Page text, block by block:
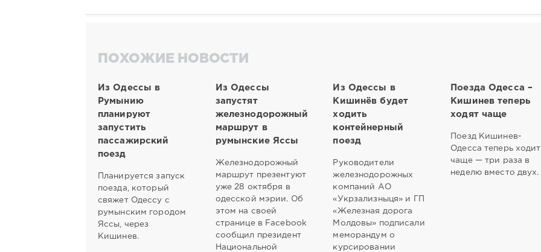
ПОХОЖИЕ НОВОСТИ
Из Одессы в
Румынию
планируют
запустить
пассажирский
поезд
Планируется запуск
поезда, который
свяжет Одессу с
румынским городом
Яссы, через
Кишинев.
Из Одессы
запустят
железнодорожный
маршрут в
румынские Яссы
Железнодорожный
маршрут презентуют
уже 28 октября в
одесской мэрии. Об
этом на своей
странице в Facebook
сообщил президент
Национальной
Из Одессы в
Кишинёв будет
ходить
контейнерный
поезд
Руководители
железнодорожных
компаний АО
«Укрзализныця» и ГП
«Железная дорога
Молдовы» подписали
меморандум о
курсировании
Поезда Одесса –
Кишинев теперь
ходят чаще
Поезд Кишинев-
Одесса теперь ходит
чаще — три раза в
неделю вместо двух.